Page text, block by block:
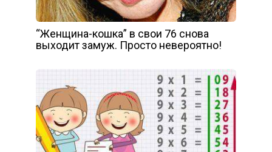
“Женщина-кошка” в свои 76 снова
выходит замуж. Просто невероятно!